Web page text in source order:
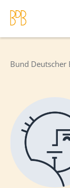
Bund Deutscher